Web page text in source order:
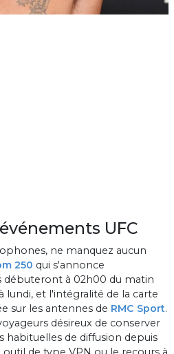
UFC
ne manquez aucun
250 qui s'annonce
débuteront à 02h00 du matin
lundi, et l'intégralité de la carte
sur les antennes de RMC Sport.
désireux de conserver
habituelles de diffusion depuis